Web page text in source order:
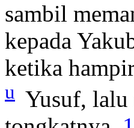
sambil
kepada
ketika
u Yusuf, lalu